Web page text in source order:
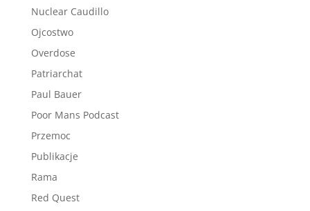
Nuclear Caudillo
Ojcostwo
Overdose
Patriarchat
Paul Bauer
Poor Mans Podcast
Przemoc
Publikacje
Rama
Red Quest